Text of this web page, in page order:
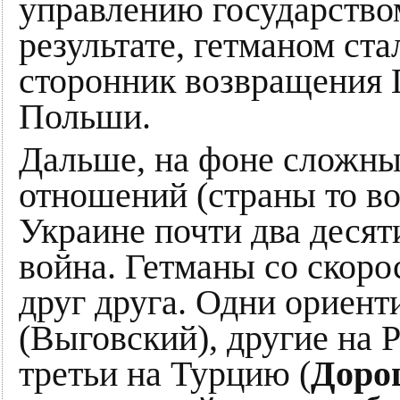
управлению
результате, гетманом
сторонник
Польши.
Дальше, на фоне
отношений (страны то
Украине почти два
война. Гетманы со
друг друга. Одни
(Выговский), другие на
третьи на Турцию (